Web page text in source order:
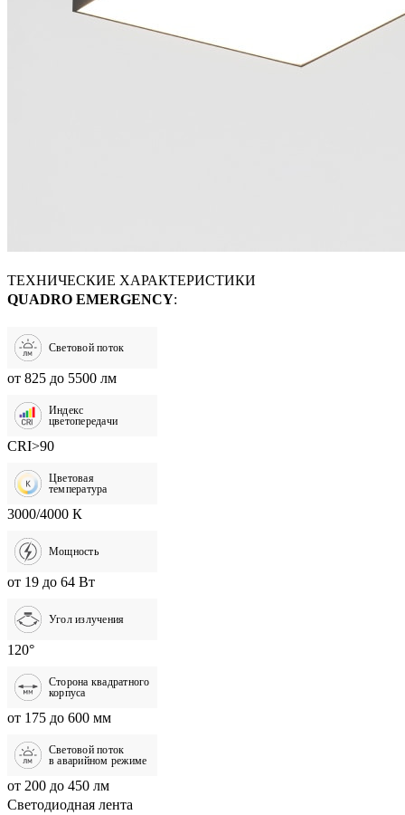
ТЕХНИЧЕСКИЕ ХАРАКТЕРИСТИКИ
QUADRO EMERGENCY:
Световой поток
от 825 до 5500 лм
Индекс
цветопередачи
CRI>90
Цветовая
температура
3000/4000 К
Мощность
от 19 до 64 Вт
Угол излучения
120°
Сторона квадратного
корпуса
от 175 до 600 мм
Световой поток
в аварийном режиме
от 200 до 450 лм
Светодиодная лента